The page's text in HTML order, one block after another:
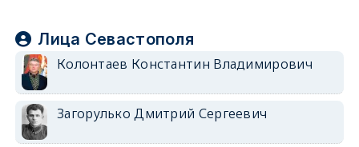
Лица Севастополя
Колонтаев Константин Владимирович
Загорулько Дмитрий Сергеевич